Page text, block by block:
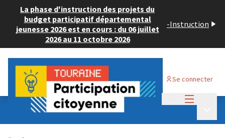
La phase d'instruction des projets du
budget participatif départemental
jeunesse 2026 est en cours : du 06 juillet
2026 au 11 octobre 2026
-Instruction
Se connecter
Budget Participatif JEUNESSE 2024
💡 Consulter les projets déposés